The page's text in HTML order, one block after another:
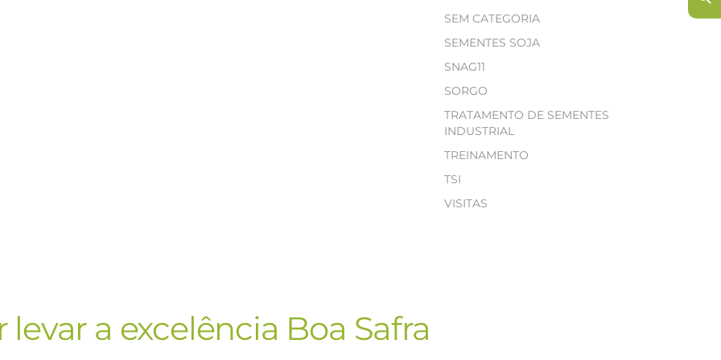
SEM CATEGORIA
SEMENTES SOJA
SNAG11
SORGO
TRATAMENTO DE SEMENTES
INDUSTRIAL
TREINAMENTO
TSI
VISITAS
levar a excelência Boa Safra